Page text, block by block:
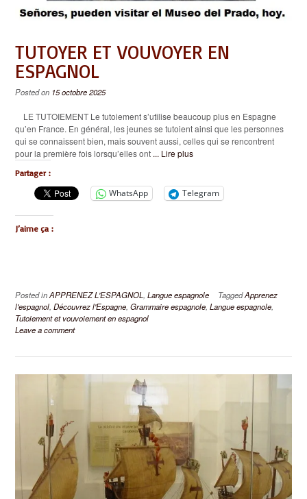
TUTOYER ET VOUVOYER EN
ESPAGNOL
Posted on 15 octobre 2025
LE TUTOIEMENT Le tutoiement s’utilise beaucoup plus en Espagne
qu’en France. En général, les jeunes se tutoient ainsi que les personnes
qui se connaissent bien, mais souvent aussi, celles qui se rencontrent
pour la première fois lorsqu’elles ont ... Lire plus
Partager :
WhatsApp Telegram
J’aime ça :
Posted inAPPRENEZ L'ESPAGNOL , Langue espagnole TaggedApprenez
l'espagnol, Découvrez l'Espagne, Grammaire espagnole, Langue espagnole,
Tutoiement et vouvoiement en espagnol
Leave a comment